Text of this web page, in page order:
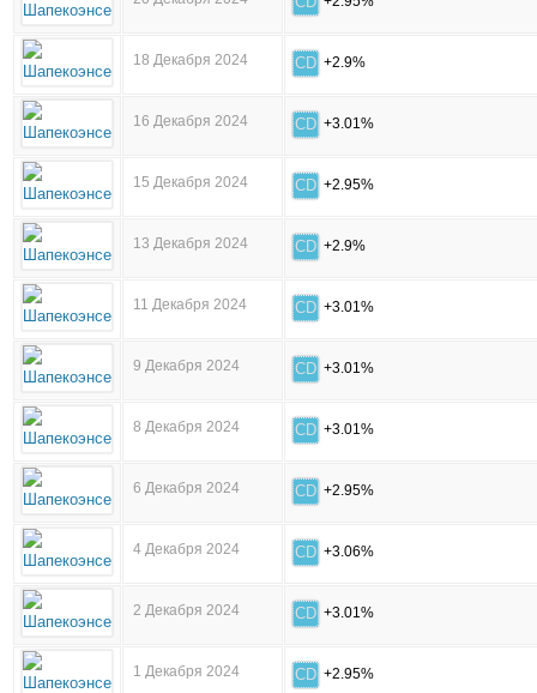
18 Декабря 2024 CD +2.9%
16 Декабря 2024 CD +3.01%
15 Декабря 2024 CD +2.95%
13 Декабря 2024 CD +2.9%
11 Декабря 2024 CD +3.01%
9 Декабря 2024 CD +3.01%
8 Декабря 2024 CD +3.01%
6 Декабря 2024 CD +2.95%
4 Декабря 2024 CD +3.06%
2 Декабря 2024 CD +3.01%
1 Декабря 2024 CD +2.95%